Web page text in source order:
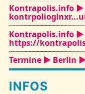
Kontrapolis.info ►
Kontrapolis.info ►
https://
Termine ► Berlin
INFOS